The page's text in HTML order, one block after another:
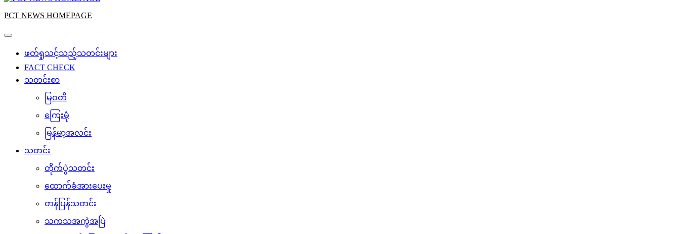
PCT NEWS HOMEPAGE
ဖတ်ရှုသင့်သည့်သတင်းများ
FACT CHECK
သတင်းစာ
မြဝတီ
ကြေးမုံ
မြန်မာ့အလင်း
သတင်း
တိုက်ပွဲသတင်း
ထောက်ခံအားပေးမှု
တန်ပြန်သတင်း
သကသအကွဲအပြဲ